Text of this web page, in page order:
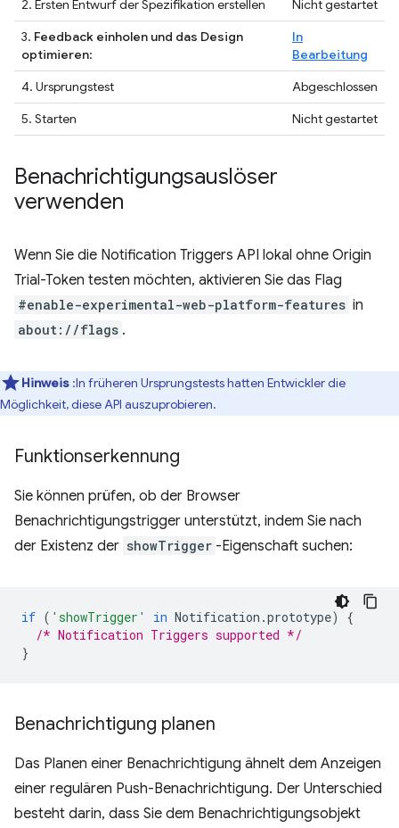
2. Ersten Entwurf der Spezifikation erstellen
Nicht gestartet
3. Feedback einholen und das Design
optimieren:
In
Bearbeitung
4. Ursprungstest
Abgeschlossen
5. Starten
Nicht gestartet
Benachrichtigungsauslöser
verwenden
Wenn Sie die Notification Triggers API lokal ohne Origin
Trial-Token testen möchten, aktivieren Sie das Flag
#enable-experimental-web-platform-features in
about://flags .
Hinweis :In früheren Ursprungstests hatten Entwickler die
Möglichkeit, diese API auszuprobieren.
Funktionserkennung
Sie können prüfen, ob der Browser
Benachrichtigungstrigger unterstützt, indem Sie nach
der Existenz der showTrigger -Eigenschaft suchen:
if ( 'showTrigger' in Notification .prototype)
{
/* Notification Triggers supported */
}
Benachrichtigung planen
Das Planen einer Benachrichtigung ähnelt dem Anzeigen
einer regulären Push-Benachrichtigung. Der Unterschied
besteht darin, dass Sie dem Benachrichtigungsobjekt